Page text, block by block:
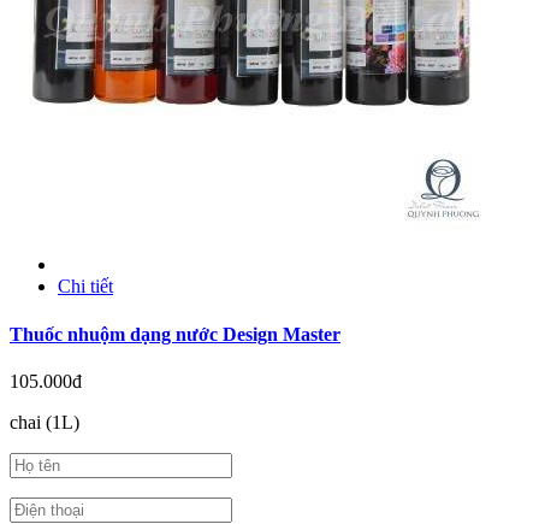
Chi tiết
Thuốc nhuộm dạng nước Design Master
105.000đ
chai (1L)